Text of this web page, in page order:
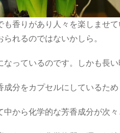
も香りがあり人々を楽しませ
られるのではないかしら。
なっているのです。しかも長い
成分をカプセルにしているため
中から化学的な芳香成分が次